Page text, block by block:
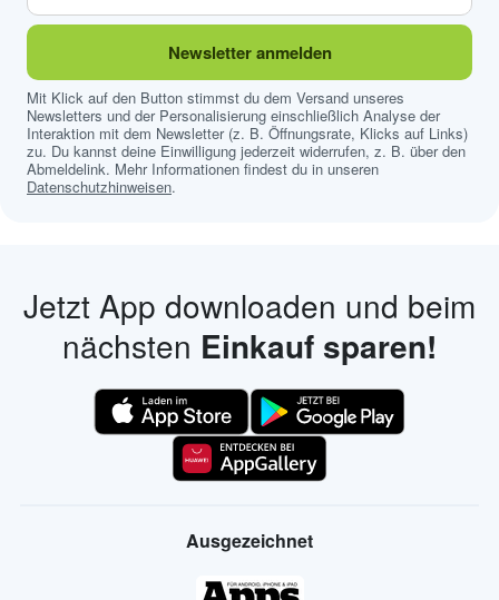
Newsletter anmelden
Mit Klick auf den Button stimmst du dem Versand unseres
Newsletters und der Personalisierung einschließlich Analyse der
Interaktion mit dem Newsletter (z. B. Öffnungsrate, Klicks auf Links)
zu. Du kannst deine Einwilligung jederzeit widerrufen, z. B. über den
Abmeldelink. Mehr Informationen findest du in unseren
Datenschutzhinweisen.
Jetzt App downloaden und beim
nächsten Einkauf sparen!
Ausgezeichnet